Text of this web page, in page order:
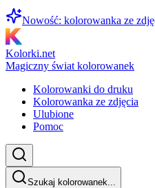
Nowość: kolorowanka ze
Kolorki.net
Magiczny świat kolorowanek
Kolorowanki do druku
Kolorowanka ze zdjęcia
Ulubione
Pomoc
Szukaj kolorowanek...